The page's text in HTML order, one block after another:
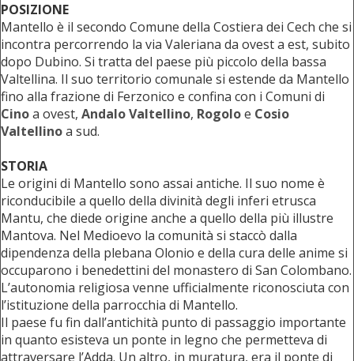
POSIZIONE
Mantello è il secondo Comune della Costiera dei Cech che si
incontra percorrendo la via Valeriana da ovest a est, subito
dopo Dubino. Si tratta del paese più piccolo della bassa
Valtellina. Il suo territorio comunale si estende da Mantello
fino alla frazione di Ferzonico e confina con i Comuni di
Cinoa ovest, Andalo Valtellino, Rogoloe Cosio
Valtellinoa sud.
STORIA
Le origini di Mantello sono assai antiche. Il suo nome è
riconducibile a quello della divinità degli inferi etrusca
Mantu, che diede origine anche a quello della più illustre
Mantova. Nel Medioevo la comunità si staccò dalla
dipendenza della plebana Olonio e della cura delle anime si
occuparono i benedettini del monastero di San Colombano.
L’autonomia religiosa venne ufficialmente riconosciuta con
l’istituzione della parrocchia di Mantello.
Il paese fu fin dall’antichità punto di passaggio importante
in quanto esisteva un ponte in legno che permetteva di
attraversare l’Adda. Un altro, in muratura, era il ponte di